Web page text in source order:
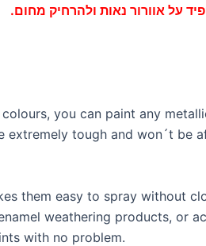
על אוורור נאות ולהרחיק מחום.
you can paint any
extremely tough and won´t
them easy to spray without
weathering products, or
with no problem.